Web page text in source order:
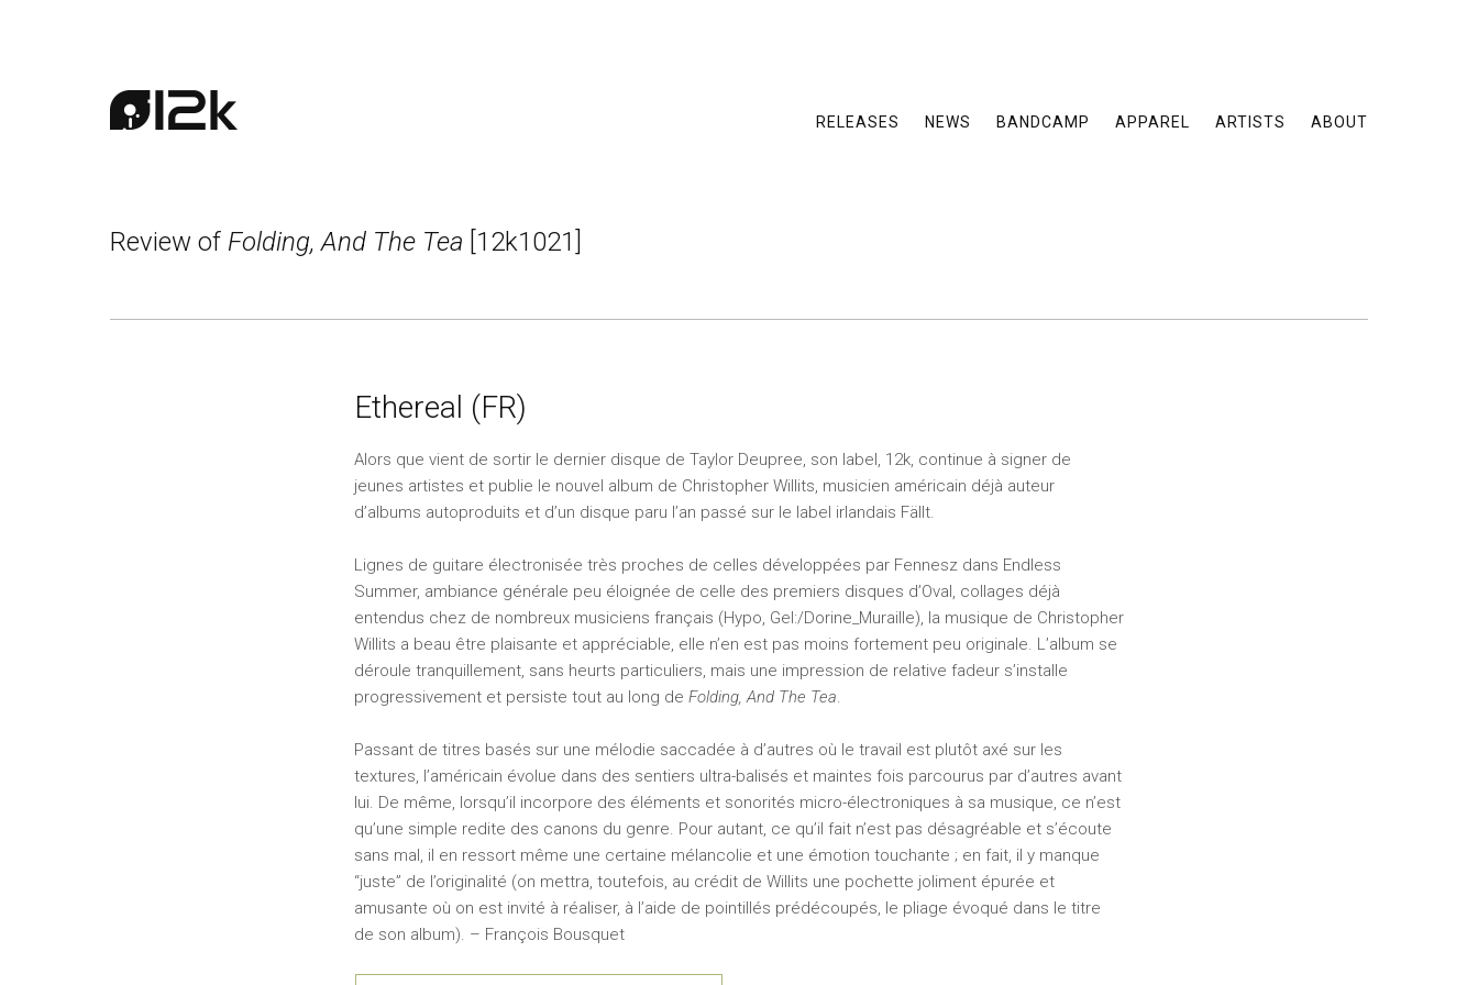
RELEASES NEWS BANDCAMP APPAREL ARTISTS ABOUT
Review of Folding, And The Tea [12k1021]
Ethereal (FR)
Alors que vient de sortir le dernier disque de Taylor Deupree, son label, 12k, continue à signer de
jeunes artistes et publie le nouvel album de Christopher Willits, musicien américain déjà auteur
d’albums autoproduits et d’un disque paru l’an passé sur le label irlandais Fällt.
Lignes de guitare électronisée très proches de celles développées par Fennesz dans Endless
Summer, ambiance générale peu éloignée de celle des premiers disques d’Oval, collages déjà
entendus chez de nombreux musiciens français (Hypo, Gel:/Dorine_Muraille), la musique de Christopher
Willits a beau être plaisante et appréciable, elle n’en est pas moins fortement peu originale. L’album se
déroule tranquillement, sans heurts particuliers, mais une impression de relative fadeur s’installe
progressivement et persiste tout au long de Folding, And The Tea.
Passant de titres basés sur une mélodie saccadée à d’autres où le travail est plutôt axé sur les
textures, l’américain évolue dans des sentiers ultra-balisés et maintes fois parcourus par d’autres avant
lui. De même, lorsqu’il incorpore des éléments et sonorités micro-électroniques à sa musique, ce n’est
qu’une simple redite des canons du genre. Pour autant, ce qu’il fait n’est pas désagréable et s’écoute
sans mal, il en ressort même une certaine mélancolie et une émotion touchante ; en fait, il y manque
“juste” de l’originalité (on mettra, toutefois, au crédit de Willits une pochette joliment épurée et
amusante où on est invité à réaliser, à l’aide de pointillés prédécoupés, le pliage évoqué dans le titre
de son album). – François Bousquet